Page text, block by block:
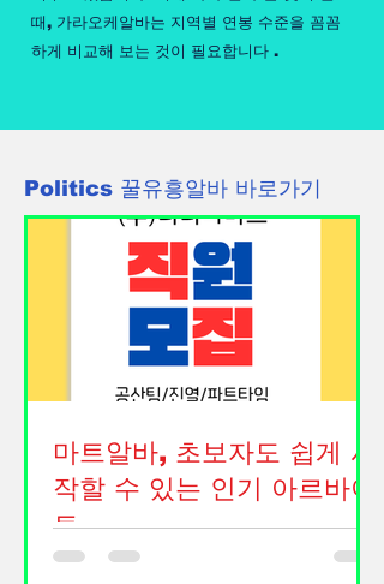
때, 가라오케알바는 지역별 연봉 수준을 꼼꼼
하게 비교해 보는 것이 필요합니다 .
Politics 꿀유흥알바 바로가기
마트알바, 초보자도 쉽게 시
작할 수 있는 인기 아르바이
트
마트알바, 초보자도 쉽게 시작할 수 있